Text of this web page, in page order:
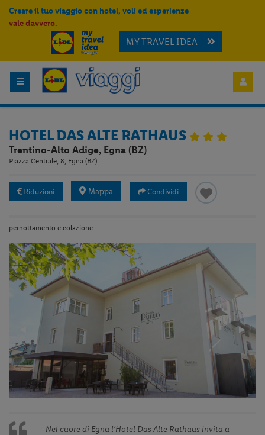
Creare il tuo viaggio con hotel, voli ed esperienze
vale davvero.
MY TRAVEL IDEA
HOTEL DAS ALTE RATHAUS
Trentino-Alto Adige, Egna (BZ)
Piazza Centrale, 8, Egna (BZ)
Riduzioni Mappa Condividi
pernottamento e colazione
Previous
Next
Slide
▶︎
Nel cuore di Egna l’Hotel Das Alte Rathaus invita a